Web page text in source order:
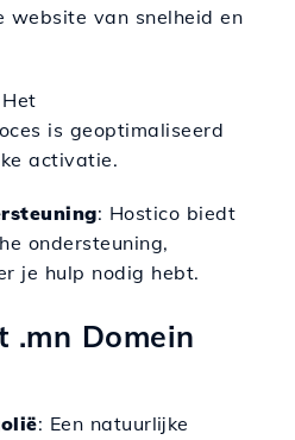
website van snelheid en
is geoptimaliseerd
activatie.
: Hostico biedt
ondersteuning,
je hulp nodig hebt.
.mn Domein
: Een natuurlijke